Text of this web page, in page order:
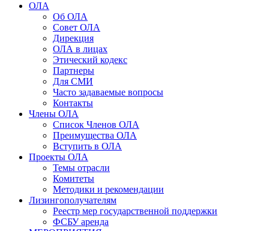
ОЛА
Об ОЛА
Совет ОЛА
Дирекция
ОЛА в лицах
Этический кодекс
Партнеры
Для СМИ
Часто задаваемые вопросы
Контакты
Члены ОЛА
Список Членов ОЛА
Преимущества ОЛА
Вступить в ОЛА
Проекты ОЛА
Темы отрасли
Комитеты
Методики и рекомендации
Лизингополучателям
Реестр мер государственной поддержки
ФСБУ аренда